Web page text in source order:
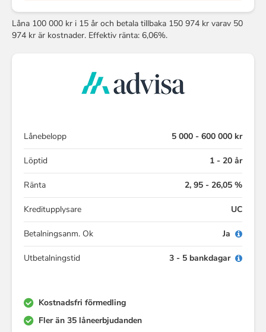
Låna 100 000 kr i 15 år och betala tillbaka 150 974 kr varav 50
974 kr är kostnader. Effektiv ränta: 6,06%.
Lånebelopp 5 000 - 600 000 kr
Löptid 1 - 20 år
Ränta 2, 95 - 26,05 %
Kreditupplysare UC
Betalningsanm. Ok Ja
Utbetalningstid 3 - 5 bankdagar
Kostnadsfri förmedling
Fler än 35 låneerbjudanden